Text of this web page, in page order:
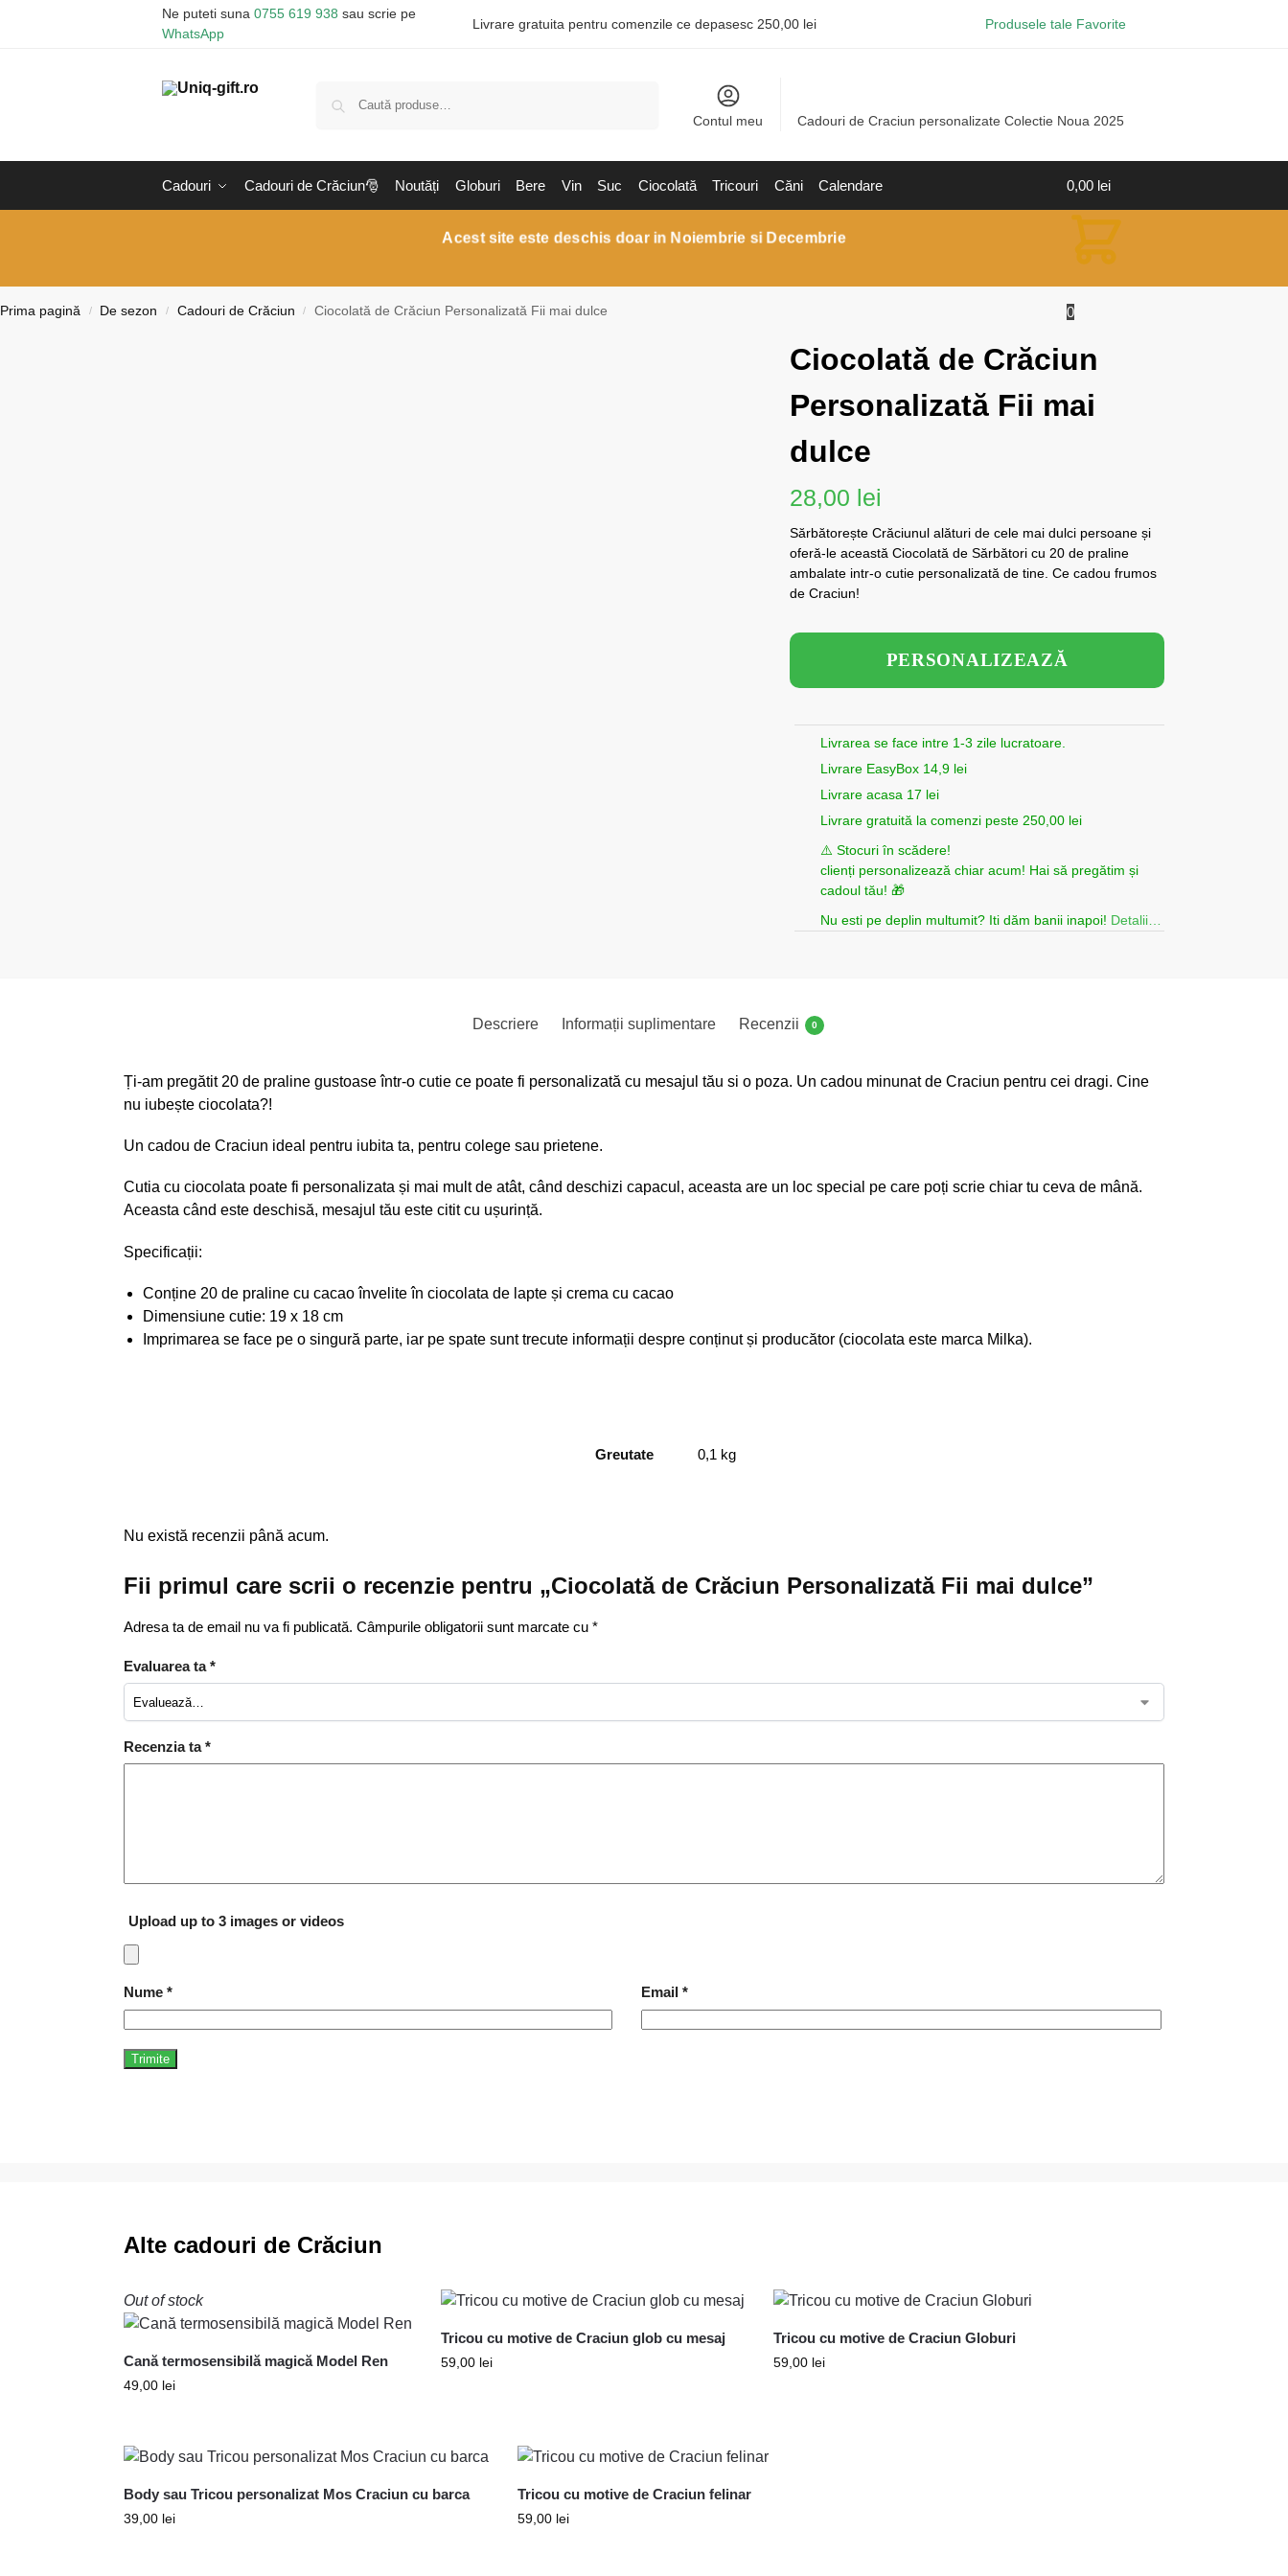
Ne puteti suna 0755 619 938 sau scrie pe
WhatsApp
Livrare gratuita pentru comenzile ce depasesc 250,00 lei Produsele tale Favorite
Contul meu Cadouri de Craciun personalizate Colectie Noua 2025
Cadouri Cadouri de Crăciun🎅 Noutăți Globuri Bere Vin Suc Ciocolată Tricouri Căni Calendare 0,00 lei
0
Acest site este deschis doar in Noiembrie si Decembrie
Prima pagină / De sezon / Cadouri de Crăciun / Ciocolată de Crăciun Personalizată Fii mai dulce
Ciocolată de Crăciun
Personalizată Fii mai
dulce
28,00 lei
Sărbătorește Crăciunul alături de cele mai dulci persoane și
oferă-le această Ciocolată de Sărbători cu 20 de praline
ambalate intr-o cutie personalizată de tine. Ce cadou frumos
de Craciun!
PERSONALIZEAZĂ
Livrarea se face intre 1-3 zile lucratoare.
Livrare EasyBox 14,9 lei
Livrare acasa 17 lei
Livrare gratuită la comenzi peste 250,00 lei
⚠️ Stocuri în scădere!
clienți personalizează chiar acum! Hai să pregătim și
cadoul tău! 🎁
Nu esti pe deplin multumit? Iti dăm banii inapoi! Detalii…
Descriere Informații suplimentare Recenzii 0
Ți-am pregătit 20 de praline gustoase într-o cutie ce poate fi personalizată cu mesajul tău si o poza. Un cadou minunat de Craciun pentru cei dragi. Cine
nu iubește ciocolata?!
Un cadou de Craciun ideal pentru iubita ta, pentru colege sau prietene.
Cutia cu ciocolata poate fi personalizata și mai mult de atât, când deschizi capacul, aceasta are un loc special pe care poți scrie chiar tu ceva de mână.
Aceasta când este deschisă, mesajul tău este citit cu ușurință.
Specificații:
Conține 20 de praline cu cacao învelite în ciocolata de lapte și crema cu cacao
Dimensiune cutie: 19 x 18 cm
Imprimarea se face pe o singură parte, iar pe spate sunt trecute informații despre conținut și producător (ciocolata este marca Milka).
Greutate 0,1 kg
Nu există recenzii până acum.
Fii primul care scrii o recenzie pentru „Ciocolată de Crăciun Personalizată Fii mai dulce”
Adresa ta de email nu va fi publicată. Câmpurile obligatorii sunt marcate cu *
Evaluarea ta*
Recenzia ta*
Upload up to 3 images or videos
Nume * Email *
Alte cadouri de Crăciun
Out of stock
Cană termosensibilă magică Model Ren
49,00 lei
Tricou cu motive de Craciun glob cu mesaj
59,00 lei
Tricou cu motive de Craciun Globuri
59,00 lei
Body sau Tricou personalizat Mos Craciun cu barca
39,00 lei
Tricou cu motive de Craciun felinar
59,00 lei